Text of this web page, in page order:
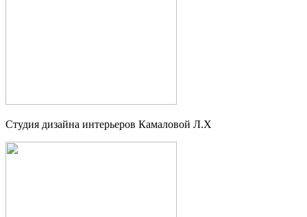
Студия дизайна интерьеров Камаловой Л.Х